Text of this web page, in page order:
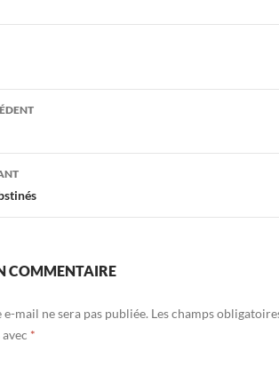
COMMENTAIRE
mail ne sera pas publiée. Les champs
*